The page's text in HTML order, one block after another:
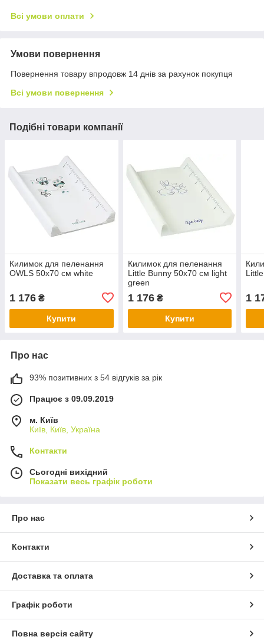
Всі умови оплати
Умови повернення
Повернення товару впродовж 14 днів за рахунок покупця
Всі умови повернення
Подібні товари компанії
Килимок для пеленання
OWLS 50x70 см white
1 176 ₴
Купити
Килимок для пеленання
Little Bunny 50x70 см light
green
1 176₴
Купити
1
Про нас
93% позитивних з 54 відгуків за рік
Працює з 09.09.2019
м. Київ
Київ, Київ, Україна
Контакти
Сьогодні вихідний
Показати весь графік роботи
Про нас
Контакти
Доставка та оплата
Графік роботи
Повна версія сайту